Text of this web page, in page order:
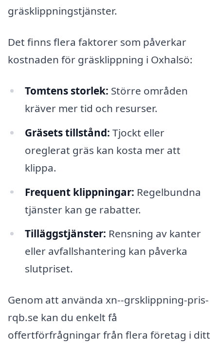
gräsklippningstjänster.
Det finns flera faktorer som påverkar
kostnaden för gräsklippning i Oxhalsö:
Tomtens storlek: Större områden
kräver mer tid och resurser.
Gräsets tillstånd: Tjockt eller
oreglerat gräs kan kosta mer att
klippa.
Frequent klippningar: Regelbundna
tjänster kan ge rabatter.
Tilläggstjänster: Rensning av kanter
eller avfallshantering kan påverka
slutpriset.
Genom att använda xn--grsklippning-pris-
rqb.se kan du enkelt få
offertförfrågningar från flera företag i ditt